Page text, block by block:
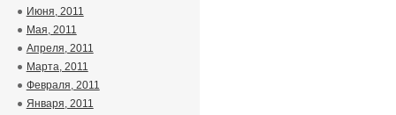
Июня, 2011
Мая, 2011
Апреля, 2011
Марта, 2011
Февраля, 2011
Января, 2011